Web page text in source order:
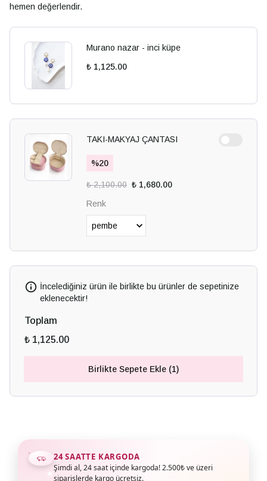
hemen değerlendir.
Murano nazar - inci küpe
₺ 1,125.00
TAKI-MAKYAJ ÇANTASI
%20
₺ 2,100.00 ₺ 1,680.00
Renk
İncelediğiniz ürün ile birlikte bu ürünler de sepetinize
eklenecektir!
Toplam
₺ 1,125.00
Birlikte Sepete Ekle (1)
24 SAATTE KARGODA
Şimdi al, 24 saat içinde kargoda! 2.500₺ ve üzeri
siparişlerde kargo ücretsiz.